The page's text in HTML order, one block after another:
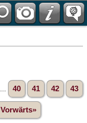
40 41 42 43
Vorwärts»